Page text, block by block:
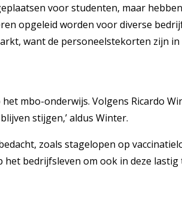
voor studenten, maar
opgeleid worden voor diverse
want de personeelstekorten zijn in
mbo-onderwijs. Volgens Ricardo
stijgen,’ aldus Winter.
zoals stagelopen op
bedrijfsleven om ook in deze